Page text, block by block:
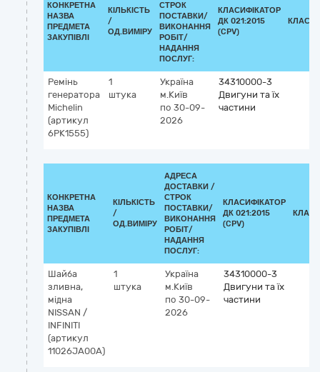
КОНКРЕТНА
НАЗВА
ПРЕДМЕТА
ЗАКУПІВЛІ
КІЛЬКІСТЬ
/
ОД.ВИМІРУ
СТРОК
ПОСТАВКИ/
ВИКОНАННЯ
РОБІТ/
НАДАННЯ
ПОСЛУГ:
КЛАСИФІКАТОР
ДК 021:2015
(CPV)
Ремінь
генератора
Michelin
(артикул
6PK1555)
1
штука
Україна
м.Київ
по 30-09-
2026
34310000-3
Двигуни та їх
частини
КОНКРЕТНА
НАЗВА
ПРЕДМЕТА
ЗАКУПІВЛІ
КІЛЬКІСТЬ
/
ОД.ВИМІРУ
АДРЕСА
ДОСТАВКИ /
СТРОК
ПОСТАВКИ/
ВИКОНАННЯ
РОБІТ/
НАДАННЯ
ПОСЛУГ:
КЛАСИФІКАТОР
ДК 021:2015
(CPV)
Шайба
зливна,
мідна
NISSAN /
INFINITI
(артикул
11026JA00A)
1
штука
Україна
м.Київ
по 30-09-
2026
34310000-3
Двигуни та їх
частини